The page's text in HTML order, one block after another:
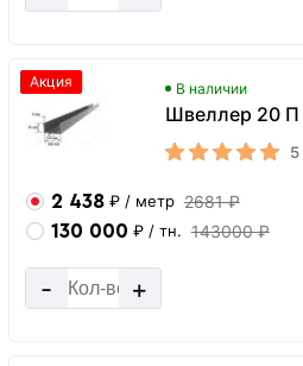
В наличии
Швеллер 20 П
5
Акция
2 438 ₽ / метр 2681 ₽
130 000 ₽ / тн. 143000 ₽
- +